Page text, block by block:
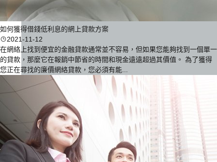
如何獲得借錢低利息的網上貸款方案
2021-11-12
在網絡上找到便宜的金融貸款通常並不容易，但如果您能夠找到一個單一
的貸款，那麼它在報銷中節省的時間和現金遠遠超過其價值。 為了獲得
您正在尋找的廉價網絡貸款，您必須有能...